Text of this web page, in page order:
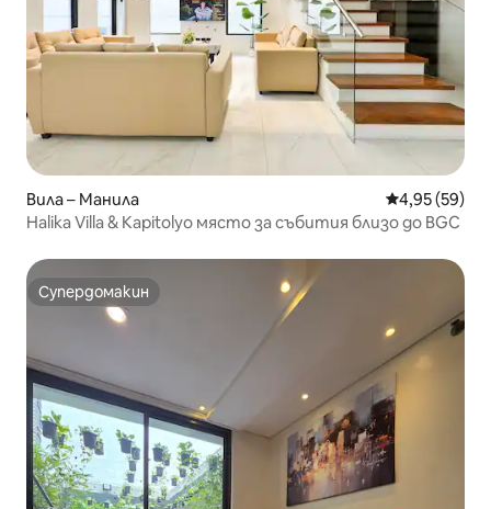
Вила – Манила Средна
4,95 (59)
Halika Villa & Kapitolyo място за събития близо до BGC
Супердомакин
Супердомакин